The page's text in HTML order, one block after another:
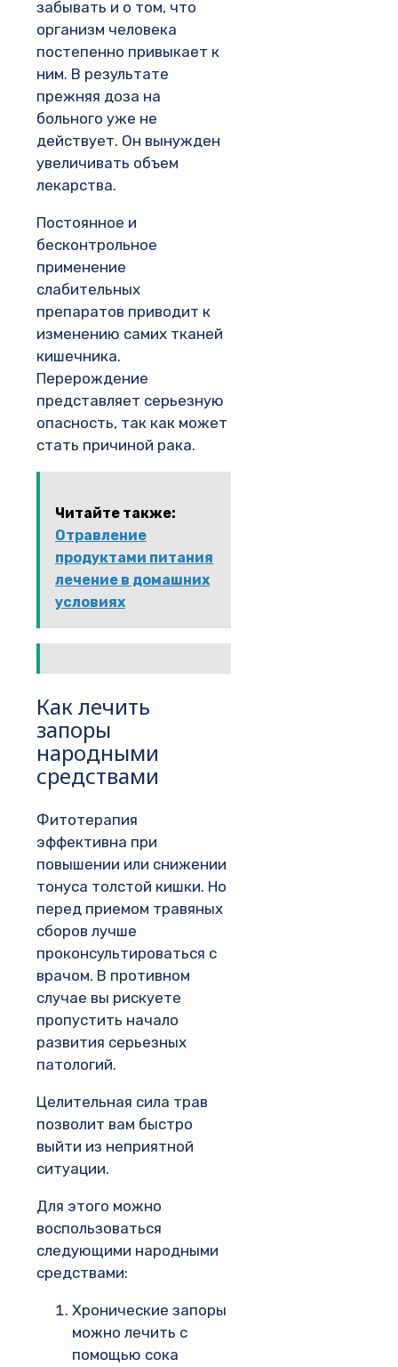
забывать и о том, что
организм человека
постепенно привыкает к
ним. В результате
прежняя доза на
больного уже не
действует. Он вынужден
увеличивать объем
лекарства.
Постоянное и
бесконтрольное
применение
слабительных
препаратов приводит к
изменению самих тканей
кишечника.
Перерождение
представляет серьезную
опасность, так как может
стать причиной рака.
Читайте также:
Отравление
продуктами питания
лечение в домашних
условиях
Как лечить
запоры
народными
средствами
Фитотерапия
эффективна при
повышении или снижении
тонуса толстой кишки. Но
перед приемом травяных
сборов лучше
проконсультироваться с
врачом. В противном
случае вы рискуете
пропустить начало
развития серьезных
патологий.
Целительная сила трав
позволит вам быстро
выйти из неприятной
ситуации.
Для этого можно
воспользоваться
следующими народными
средствами:
Хронические запоры
можно лечить с
помощью сока